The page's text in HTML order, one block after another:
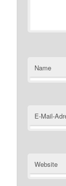
Name
E-Mail-
Website